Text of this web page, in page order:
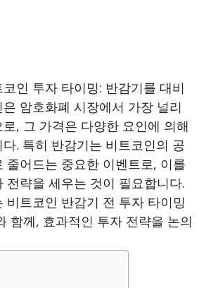
인 투자 타이밍: 반감기를 대비
암호화폐 시장에서 가장 널리
, 그 가격은 다양한 요인에 의해
. 특히 반감기는 비트코인의 공
줄어드는 중요한 이벤트로, 이를
전략을 세우는 것이 필요합니다.
비트코인 반감기 전 투자 타이밍
함께, 효과적인 투자 전략을 논의